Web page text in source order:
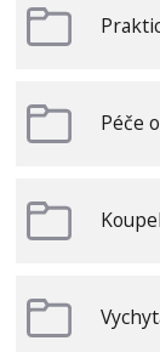
Péče